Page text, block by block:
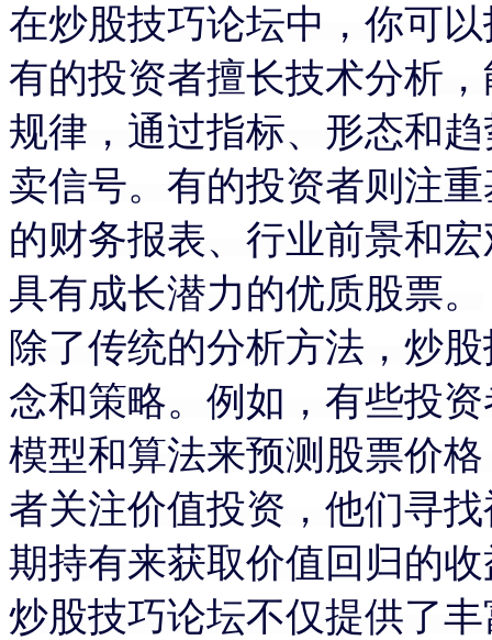
在炒股技巧论坛中，你可
有的投资者擅长技术分析
规律，通过指标、形态和
卖信号。有的投资者则注
的财务报表、行业前景和
具有成长潜力的优质股票。
除了传统的分析方法，炒
念和策略。例如，有些投
模型和算法来预测股票价
者关注价值投资，他们寻
期持有来获取价值回归的
炒股技巧论坛不仅提供了